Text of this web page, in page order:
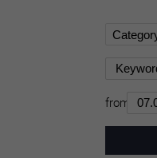
from